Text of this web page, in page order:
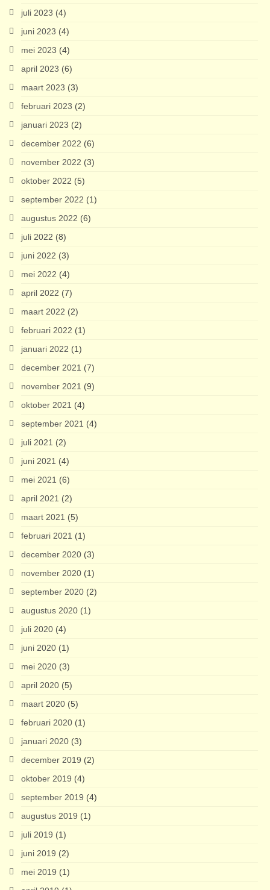
juli 2023 (4)
juni 2023 (4)
mei 2023 (4)
april 2023 (6)
maart 2023 (3)
februari 2023 (2)
januari 2023 (2)
december 2022 (6)
november 2022 (3)
oktober 2022 (5)
september 2022 (1)
augustus 2022 (6)
juli 2022 (8)
juni 2022 (3)
mei 2022 (4)
april 2022 (7)
maart 2022 (2)
februari 2022 (1)
januari 2022 (1)
december 2021 (7)
november 2021 (9)
oktober 2021 (4)
september 2021 (4)
juli 2021 (2)
juni 2021 (4)
mei 2021 (6)
april 2021 (2)
maart 2021 (5)
februari 2021 (1)
december 2020 (3)
november 2020 (1)
september 2020 (2)
augustus 2020 (1)
juli 2020 (4)
juni 2020 (1)
mei 2020 (3)
april 2020 (5)
maart 2020 (5)
februari 2020 (1)
januari 2020 (3)
december 2019 (2)
oktober 2019 (4)
september 2019 (4)
augustus 2019 (1)
juli 2019 (1)
juni 2019 (2)
mei 2019 (1)